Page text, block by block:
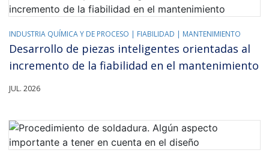
INDUSTRIA QUÍMICA Y DE PROCESO | FIABILIDAD | MANTENIMIENTO
Desarrollo de piezas inteligentes orientadas al
incremento de la fiabilidad en el mantenimiento
JUL. 2026